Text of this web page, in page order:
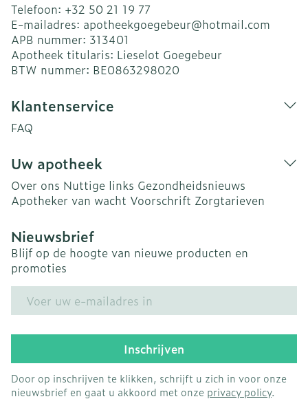
Telefoon: +32 50 21 19 77
E-mailadres: apotheekgoegebeur@hotmail.com
APB nummer: 313401
Apotheek titularis: Lieselot Goegebeur
BTW nummer: BE0863298020
Klantenservice
FAQ
Uw apotheek
Over ons Nuttige links Gezondheidsnieuws
Apotheker van wacht Voorschrift Zorgtarieven
Nieuwsbrief
Blijf op de hoogte van nieuwe producten en
promoties
Inschrijven
Door op inschrijven te klikken, schrijft u zich in voor onze
nieuwsbrief en gaat u akkoord met onze privacy policy.